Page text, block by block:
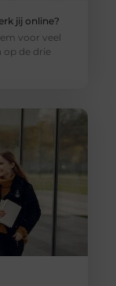
jij online?
voor veel
op de drie